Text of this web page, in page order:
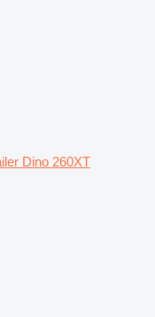
Dino 260XT